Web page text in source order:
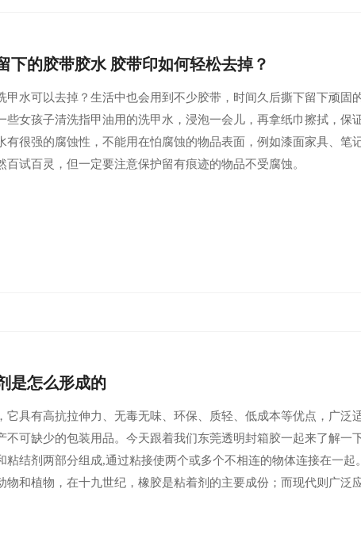
下的胶带胶水 胶带印如何轻松去掉？
甲水可以去掉？生活中也会用到不少胶带，时间久后撕下留下顽固
些女孩子清洗指甲油用的洗甲水，浸泡一会儿，再拿纸巾擦拭，保
有很强的腐蚀性，不能用在怕腐蚀的物品表面，例如漆面家具、笔
百试百灵，但一定要注意保护留有痕迹的物品不受腐蚀。
是怎么形成的
它具有高抗拉伸力、无毒无味、环保、质轻、低成本等优点，广泛
不可缺少的包装用品。今天跟着我们东莞透明封箱胶一起来了解一
粘结剂两部分组成,通过粘接使两个或多个不相连的物体连接在一起
物和植物，在十九世纪，橡胶是粘着剂的主要成份；而现代则广泛